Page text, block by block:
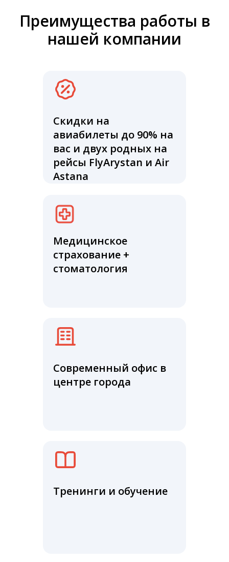
Преимущества работы в
нашей компании
Тренинги и обучение
Скидки на
авиабилеты до 90% на
вас и двух родных на
рейсы FlyArystan и Air
Astana
Медицинское
страхование +
стоматология
Современный офис в
центре города